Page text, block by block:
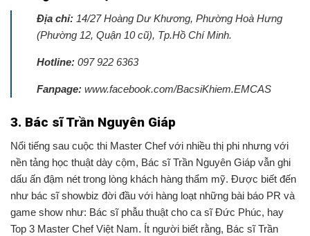
Địa chỉ: 14/27 Hoàng Dư Khương, Phường Hoà Hưng
(Phường 12, Quận 10 cũ), Tp.Hồ Chí Minh.
Hotline: 097 922 6363
Fanpage: www.facebook.com/BacsiKhiem.EMCAS
3. Bác sĩ Trần Nguyên Giáp
Nổi tiếng sau cuộc thi Master Chef với nhiều thị phi nhưng với
nền tảng học thuật dày cộm, Bác sĩ Trần Nguyên Giáp vẫn ghi
dấu ấn đậm nét trong lòng khách hàng thẩm mỹ. Được biết đến
như bác sĩ showbiz đời đầu với hàng loạt những bài báo PR và
game show như: Bác sĩ phẫu thuật cho ca sĩ Đức Phúc, hay
Top 3 Master Chef Việt Nam. Ít người biết rằng, Bác sĩ Trần